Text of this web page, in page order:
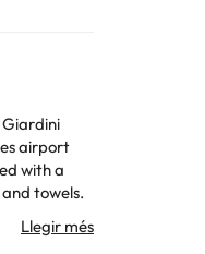
Giardini
airport
towels.